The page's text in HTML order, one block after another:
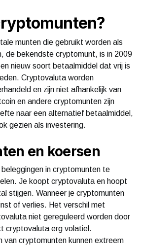
munten die gebruikt worden als
de bekendste cryptomunt, is in 2009
nieuw soort betaalmiddel dat vrij is
Cryptovaluta worden
en zijn niet afhankelijk van
en andere cryptomunten zijn
naar een alternatief betaalmiddel,
gezien als investering.
en koersen
beleggingen in cryptomunten te
Je koopt cryptovaluta en hoopt
stijgen. Wanneer je cryptomunten
of verlies. Het verschil met
niet gereguleerd worden door
cryptovaluta erg volatiel.
van cryptomunten kunnen extreem